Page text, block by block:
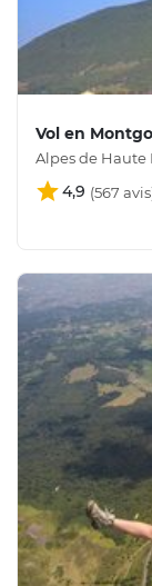
Vol en
Alpes de Haute
4,9